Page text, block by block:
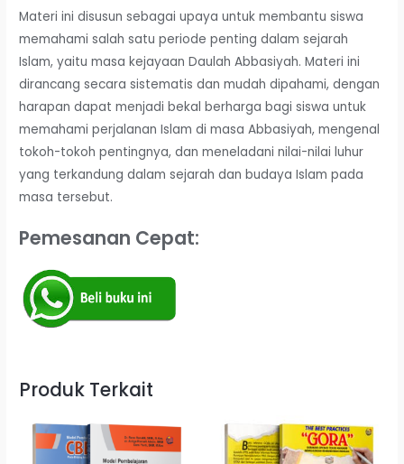
Materi ini disusun sebagai upaya untuk membantu siswa
memahami salah satu periode penting dalam sejarah
Islam, yaitu masa kejayaan Daulah Abbasiyah. Materi ini
dirancang secara sistematis dan mudah dipahami, dengan
harapan dapat menjadi bekal berharga bagi siswa untuk
memahami perjalanan Islam di masa Abbasiyah, mengenal
tokoh-tokoh pentingnya, dan meneladani nilai-nilai luhur
yang terkandung dalam sejarah dan budaya Islam pada
masa tersebut.
Pemesanan Cepat:
Produk Terkait